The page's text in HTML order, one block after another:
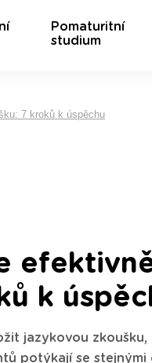
Pomaturitní
studium
7 kroků k úspěchu
k
jazykovou
potýkají se stejnými